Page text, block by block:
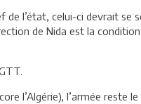
de l’état, celui-ci devrait
de Nida est la
l’Algérie), l’armée